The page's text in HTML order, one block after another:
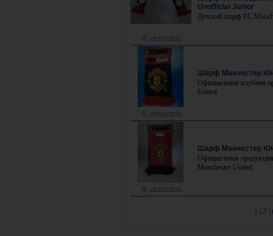
Unofficial Junior
Детский шарф FC
Шарф Манчестер
Официальная клубная
United
Шарф Манчестер
Официальная
Manchester United
1 2